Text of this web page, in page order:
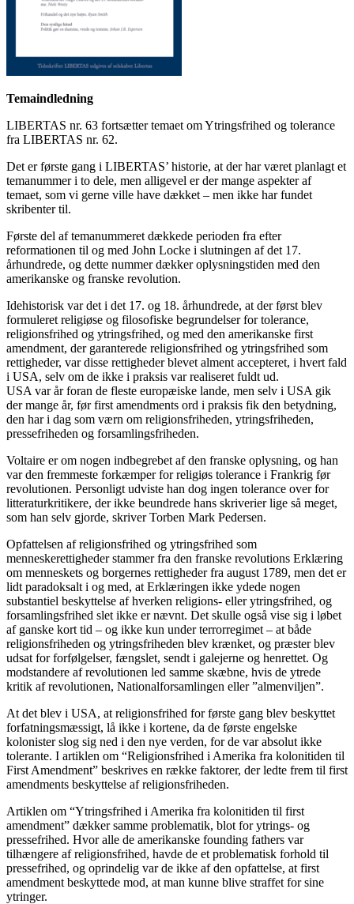
Temaindledning
LIBERTAS nr. 63 fortsætter temaet om Ytringsfrihed og tolerance
fra LIBERTAS nr. 62.
Det er første gang i LIBERTAS’ historie, at der har været planlagt et
temanummer i to dele, men alligevel er der mange aspekter af
temaet, som vi gerne ville have dækket – men ikke har fundet
skribenter til.
Første del af temanummeret dækkede perioden fra efter
reformationen til og med John Locke i slutningen af det 17.
århundrede, og dette nummer dækker oplysningstiden med den
amerikanske og franske revolution.
Idehistorisk var det i det 17. og 18. århundrede, at der først blev
formuleret religiøse og filosofiske begrundelser for tolerance,
religionsfrihed og ytringsfrihed, og med den amerikanske first
amendment, der garanterede religionsfrihed og ytringsfrihed som
rettigheder, var disse rettigheder blevet alment accepteret, i hvert fald
i USA, selv om de ikke i praksis var realiseret fuldt ud.
USA var år foran de fleste europæiske lande, men selv i USA gik
der mange år, før first amendments ord i praksis fik den betydning,
den har i dag som værn om religionsfriheden, ytringsfriheden,
pressefriheden og forsamlingsfriheden.
Voltaire er om nogen indbegrebet af den franske oplysning, og han
var den fremmeste forkæmper for religiøs tolerance i Frankrig før
revolutionen. Personligt udviste han dog ingen tolerance over for
litteraturkritikere, der ikke beundrede hans skriverier lige så meget,
som han selv gjorde, skriver Torben Mark Pedersen.
Opfattelsen af religionsfrihed og ytringsfrihed som
menneskerettigheder stammer fra den franske revolutions Erklæring
om menneskets og borgernes rettigheder fra august 1789, men det er
lidt paradoksalt i og med, at Erklæringen ikke ydede nogen
substantiel beskyttelse af hverken religions- eller ytringsfrihed, og
forsamlingsfrihed slet ikke er nævnt. Det skulle også vise sig i løbet
af ganske kort tid – og ikke kun under terrorregimet – at både
religionsfriheden og ytringsfriheden blev krænket, og præster blev
udsat for forfølgelser, fængslet, sendt i galejerne og henrettet. Og
modstandere af revolutionen led samme skæbne, hvis de ytrede
kritik af revolutionen, Nationalforsamlingen eller ”almenviljen”.
At det blev i USA, at religionsfrihed for første gang blev beskyttet
forfatningsmæssigt, lå ikke i kortene, da de første engelske
kolonister slog sig ned i den nye verden, for de var absolut ikke
tolerante. I artiklen om “Religionsfrihed i Amerika fra kolonitiden til
First Amendment” beskrives en række faktorer, der ledte frem til first
amendments beskyttelse af religionsfriheden.
Artiklen om “Ytringsfrihed i Amerika fra kolonitiden til first
amendment” dækker samme problematik, blot for ytrings- og
pressefrihed. Hvor alle de amerikanske founding fathers var
tilhængere af religionsfrihed, havde de et problematisk forhold til
pressefrihed, og oprindelig var de ikke af den opfattelse, at first
amendment beskyttede mod, at man kunne blive straffet for sine
ytringer.